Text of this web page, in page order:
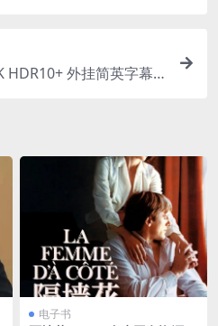
HDR10+ 外挂简英字幕
电子书